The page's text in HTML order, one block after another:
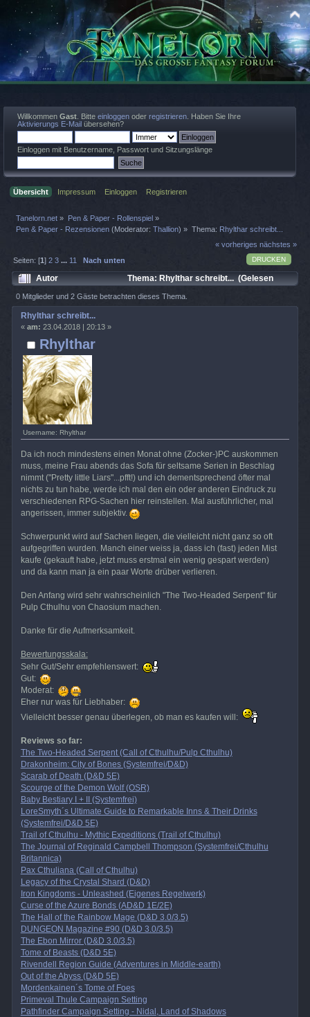
Willkommen Gast . Bitte einloggen oder registrieren . Haben Sie Ihre
Aktivierungs E-Mail übersehen?
Einloggen mit Benutzername, Passwort und Sitzungslänge
Übersicht Impressum Einloggen Registrieren
Tanelorn.net » Pen & Paper - Rollenspiel»
Pen & Paper - Rezensionen (Moderator:Thallion) » Thema: Rhylthar schreibt...
« vorheriges nächstes »
DRUCKEN
Seiten: [1]2 3 ... 11 Nach unten
Autor
Thema: Rhylthar schreibt... (Gelesen
96887 mal)
0 Mitglieder und 2 Gäste betrachten dieses Thema.
Rhylthar
Username: Rhylthar
Rhylthar schreibt...
« am: 23.04.2018 | 20:13 »
Da ich noch mindestens einen Monat ohne (Zocker-)PC auskommen
muss, meine Frau abends das Sofa für seltsame Serien in Beschlag
nimmt ("Pretty little Liars"...pfft!) und ich dementsprechend öfter mal
nichts zu tun habe, werde ich mal den ein oder anderen Eindruck zu
verschiedenen RPG-Sachen hier reinstellen. Mal ausführlicher, mal
angerissen, immer subjektiv.
Schwerpunkt wird auf Sachen liegen, die vielleicht nicht ganz so oft
aufgegriffen wurden. Manch einer weiss ja, dass ich (fast) jeden Mist
kaufe (gekauft habe, jetzt muss erstmal ein wenig gespart werden)
und da kann man ja ein paar Worte drüber verlieren.
Den Anfang wird sehr wahrscheinlich "The Two-Headed Serpent" für
Pulp Cthulhu von Chaosium machen.
Danke für die Aufmerksamkeit.
Bewertungsskala:
Sehr Gut/Sehr empfehlenswert:
Gut:
Moderat:
Eher nur was für Liebhaber:
Vielleicht besser genau überlegen, ob man es kaufen will:
Reviews so far:
The Two-Headed Serpent (Call of Cthulhu/Pulp Cthulhu)
Drakonheim: City of Bones (Systemfrei/D&D)
Scarab of Death (D&D 5E)
Scourge of the Demon Wolf (OSR)
Baby Bestiary I + II (Systemfrei)
LoreSmyth´s Ultimate Guide to Remarkable Inns & Their Drinks
(Systemfrei/D&D 5E)
Trail of Cthulhu - Mythic Expeditions (Trail of Cthulhu)
The Journal of Reginald Campbell Thompson (Systemfrei/Cthulhu
Britannica)
Pax Cthuliana (Call of Cthulhu)
Legacy of the Crystal Shard (D&D)
Iron Kingdoms - Unleashed (Eigenes Regelwerk)
Curse of the Azure Bonds (AD&D 1E/2E)
The Hall of the Rainbow Mage (D&D 3.0/3.5)
DUNGEON Magazine #90 (D&D 3.0/3.5)
The Ebon Mirror (D&D 3.0/3.5)
Tome of Beasts (D&D 5E)
Rivendell Region Guide (Adventures in Middle-earth)
Out of the Abyss (D&D 5E)
Mordenkainen´s Tome of Foes
Primeval Thule Campaign Setting
Pathfinder Campaign Setting - Nidal, Land of Shadows